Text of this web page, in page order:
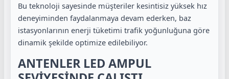
Bu teknoloji sayesinde müşteriler kesintisiz yüksek hız
deneyiminden faydalanmaya devam ederken, baz
istasyonlarının enerji tüketimi trafik yoğunluğuna göre
dinamik şekilde optimize edilebiliyor.
ANTENLER LED AMPUL